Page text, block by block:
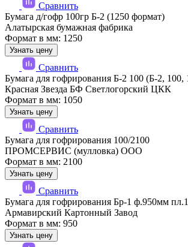
Сравнить
Бумага д/гофр 100гр Б-2 (1250 формат)
Алатырская бумажная фабрика
Формат в мм: 1250
Узнать цену
Сравнить
Бумага для гофрирования Б-2 100 (Б-2, 100,
Красная Звезда БФ Светлогорский ЦКК
Формат в мм: 1050
Узнать цену
Сравнить
Бумага для гофрирования 100/2100
ПРОМСЕРВИС (мулловка) ООО
Формат в мм: 2100
Узнать цену
Сравнить
Бумага для гофрирования Бр-1 ф.950мм
Армавирский Картонный Завод
Формат в мм: 950
Узнать цену